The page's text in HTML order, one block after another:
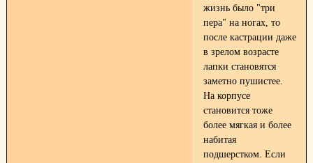
жизнь было "три
пера" на ногах, то
после кастрации даже
в зрелом возрасте
лапки становятся
заметно пушистее.
На корпусе
становится тоже
более мягкая и более
набитая
подшерстком. Если